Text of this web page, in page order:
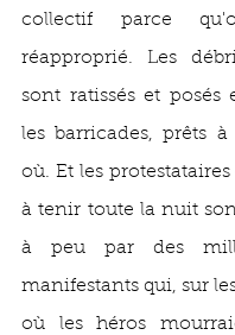
collectif parce
réapproprié. Les
sont ratissés et posés
les barricades, prêts
où. Et les
à tenir toute la nuit
à peu par des
manifestants qui, sur
où les héros